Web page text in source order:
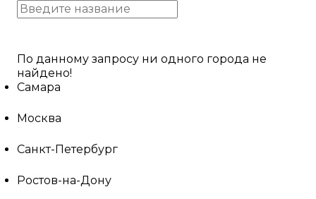
По данному запросу ни одного города не
найдено!
Самара
Москва
Санкт-Петербург
Ростов-на-Дону